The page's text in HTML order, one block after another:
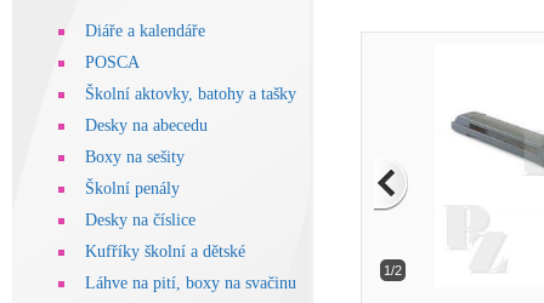
Diáře a kalendáře
POSCA
Školní aktovky, batohy a tašky
Desky na abecedu
Boxy na sešity
Školní penály
Desky na číslice
Kufříky školní a dětské
Láhve na pití, boxy na svačinu
1/2